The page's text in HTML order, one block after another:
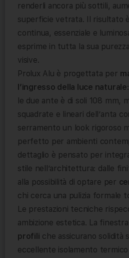
renderli ancora più sottili,
superficie vetrata. Il risultato
continua, essenziale e
esprime in tutta la sua
visive.
Prolux Alu è progettata per
l’ingresso della luce naturale
le due ante è di soli 108 mm,
squadrate e lineari dell’anta
serramento un look rigoroso
perfetto per ambienti
dettaglio è pensato per
stile nell’architettura: dalle
alla possibilità di optare per
chi cerca una pulizia formale
Le prestazioni tecniche
ambizione estetica. La
profili che assicurano solidità
eccellente isolamento